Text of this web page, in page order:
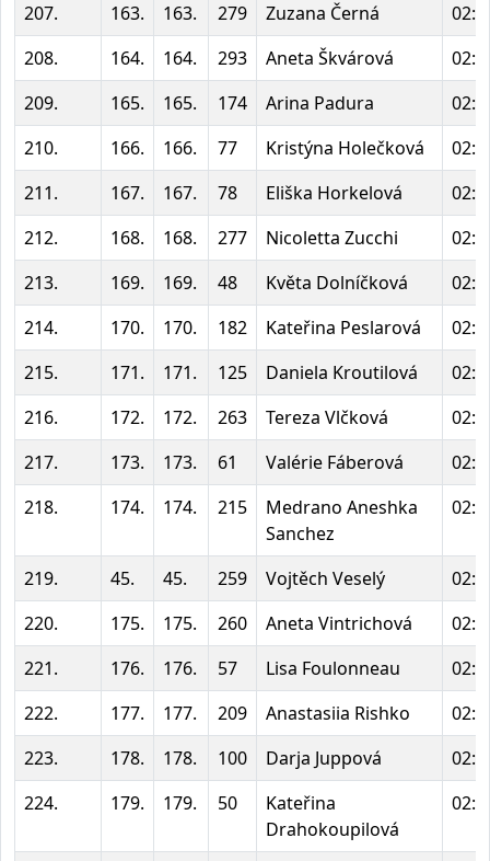
207. 163. 163. 279 Zuzana Černá
208.
164. 164. 293 Aneta Škvárová
209.
165. 165. 174 Arina Padura
210.
166. 166. 77 Kristýna Holečková
211.
167. 167. 78 Eliška Horkelová
212.
168. 168. 277 Nicoletta Zucchi
213.
169. 169. 48 Květa Dolníčková
214.
170. 170. 182 Kateřina Peslarová
215.
171. 171. 125 Daniela Kroutilová
216.
172. 172. 263 Tereza Vlčková
217.
173. 173. 61 Valérie Fáberová
218.
174. 174. 215
Medrano Aneshka
Sanchez
219. 45. 45. 259 Vojtěch Veselý
220.
175. 175. 260 Aneta Vintrichová
221.
176. 176. 57 Lisa Foulonneau
222.
177. 177. 209 Anastasiia Rishko
223.
178. 178. 100 Darja Juppová
224.
179. 179. 50
Kateřina
Drahokoupilová